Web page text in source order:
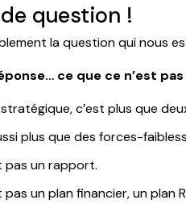
question !
la question qui nous
ce que ce n’est pas
c’est plus que
plus que des forces-
pas un rapport.
pas un plan financier, un